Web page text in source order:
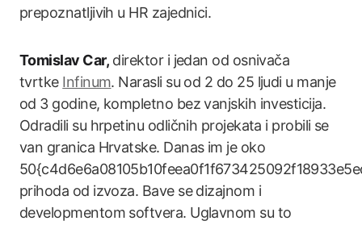
prepoznatljivih u HR zajednici.
Tomislav Car,direktor i jedan od osnivača
tvrtke Infinum. Narasli su od 2 do 25 ljudi u manje
od 3 godine, kompletno bez vanjskih investicija.
Odradili su hrpetinu odličnih projekata i probili se
van granica Hrvatske. Danas im je oko
prihoda od izvoza. Bave se dizajnom i
developmentom softvera. Uglavnom su to